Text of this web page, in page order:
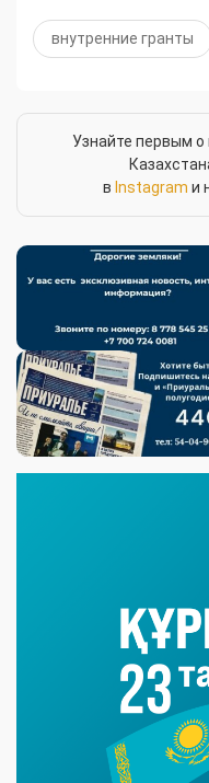
внутренние гранты
Узнайте первым
в Instagram и